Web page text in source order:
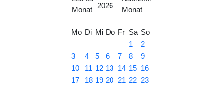
2026
Mo Di Mi Do Fr Sa So
1
2
3
4 5 6 7 8
9
10
11 12 13 14 15 16
17
18 19 20 21 22 23